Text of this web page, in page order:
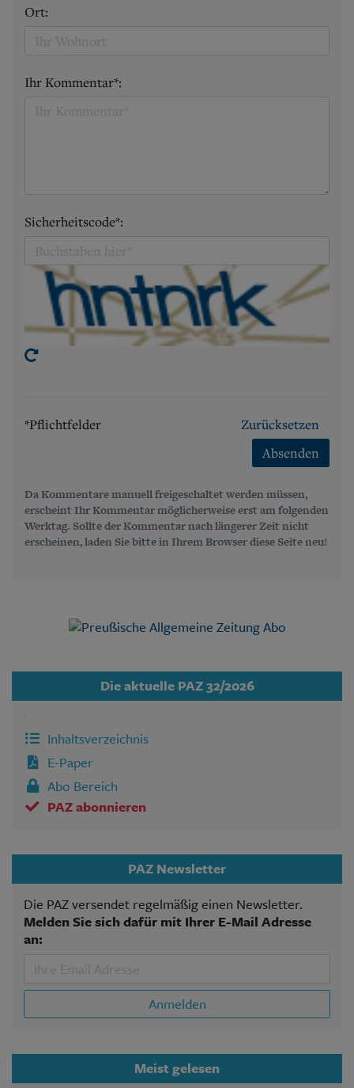
Ort:
Ihr Kommentar*:
Sicherheitscode*:
*Pflichtfelder
Zurücksetzen
Absenden
Da Kommentare manuell freigeschaltet werden müssen,
erscheint Ihr Kommentar möglicherweise erst am folgenden
Werktag. Sollte der Kommentar nach längerer Zeit nicht
erscheinen, laden Sie bitte in Ihrem Browser diese Seite neu!
Die aktuelle PAZ 32/2026
Inhaltsverzeichnis
E-Paper
Abo Bereich
PAZ abonnieren
PAZ Newsletter
Die PAZ versendet regelmäßig einen Newsletter.
Melden Sie sich dafür mit Ihrer E-Mail Adresse
an:
Anmelden
Meist gelesen